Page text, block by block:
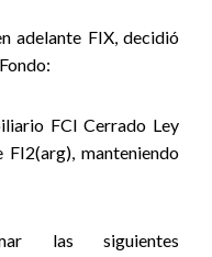
adelante FIX, decidió
FCI Cerrado Ley
FI2(arg), manteniendo
las siguientes